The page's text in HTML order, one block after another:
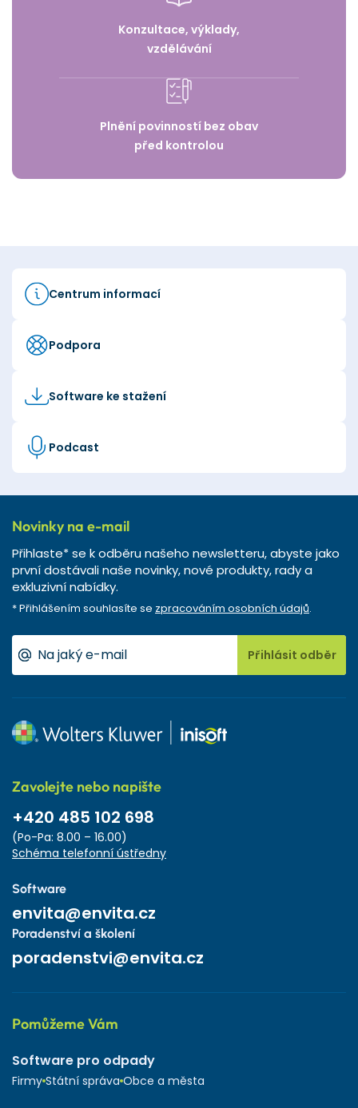
Konzultace, výklady,
vzdělávání
Plnění povinností bez obav
před kontrolou
Centrum informací
Podpora
Software ke stažení
Podcast
Novinky na e-mail
Přihlaste* se k odběru našeho newsletteru, abyste jako
první dostávali naše novinky, nové produkty, rady a
exkluzivní nabídky.
* Přihlášením souhlasíte se zpracováním osobních údajů.
Přihlásit odběr
Zavolejte nebo napište
+420 485 102 698
(Po-Pa: 8.00 – 16.00)
Schéma telefonní ústředny
Software
envita@envita.cz
Poradenství a školení
poradenstvi@envita.cz
Pomůžeme Vám
Software pro odpady
Firmy Státní správa Obce a města